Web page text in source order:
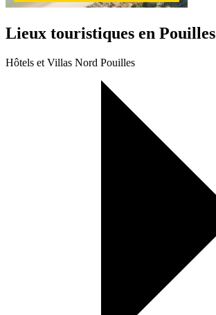
Lieux touristiques en Pouilles
Hôtels et Villas Nord Pouilles